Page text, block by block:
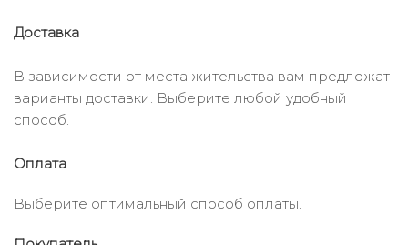
Доставка
В зависимости от места жительства вам предложат
варианты доставки. Выберите любой удобный
способ.
Оплата
Выберите оптимальный способ оплаты.